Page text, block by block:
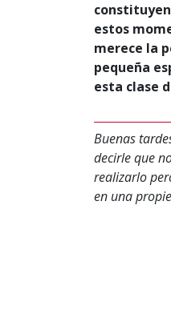
estos
merece la
pequeña
esta clase
Buenas
decirle que
realizarlo
en una